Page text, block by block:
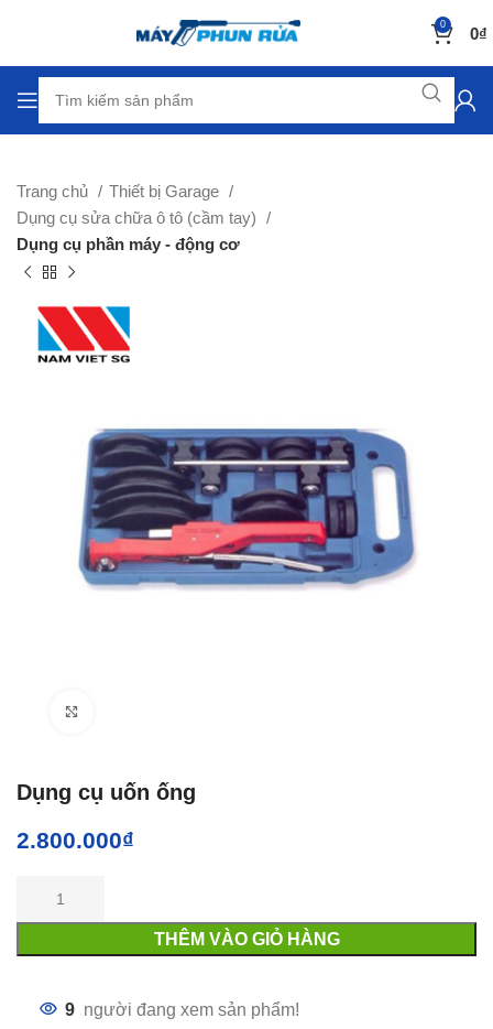
0 0₫
Trang chủ
Thiết bị Garage
Dụng cụ sửa chữa ô tô (cầm tay)
Dụng cụ phần máy - động cơ
Dụng cụ uốn ống
2.800.000₫
THÊM VÀO GIỎ HÀNG
9 người đang xem sản phẩm!